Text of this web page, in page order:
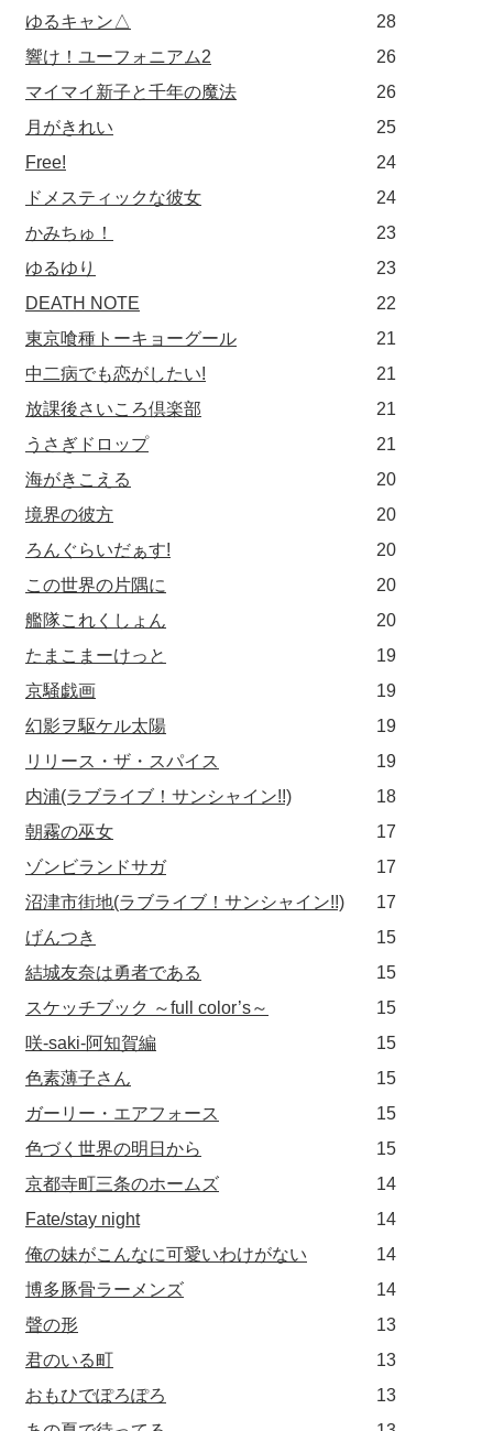
ゆるキャン△
28
響け！ユーフォニアム2
26
マイマイ新子と千年の魔法
26
月がきれい
25
Free!
24
ドメスティックな彼女
24
かみちゅ！
23
ゆるゆり
23
DEATH NOTE
22
東京喰種トーキョーグール
21
中二病でも恋がしたい!
21
放課後さいころ倶楽部
21
うさぎドロップ
21
海がきこえる
20
境界の彼方
20
ろんぐらいだぁす!
20
この世界の片隅に
20
艦隊これくしょん
20
たまこまーけっと
19
京騒戯画
19
幻影ヲ駆ケル太陽
19
リリース・ザ・スパイス
19
内浦(ラブライブ！サンシャイン!!)
18
朝霧の巫女
17
ゾンビランドサガ
17
沼津市街地(ラブライブ！サンシャイン!!)
17
げんつき
15
結城友奈は勇者である
15
スケッチブック ～full color’s～
15
咲-saki-阿知賀編
15
色素薄子さん
15
ガーリー・エアフォース
15
色づく世界の明日から
15
京都寺町三条のホームズ
14
Fate/stay night
14
俺の妹がこんなに可愛いわけがない
14
博多豚骨ラーメンズ
14
聲の形
13
君のいる町
13
おもひでぽろぽろ
13